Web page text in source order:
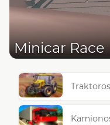
Minicar Race